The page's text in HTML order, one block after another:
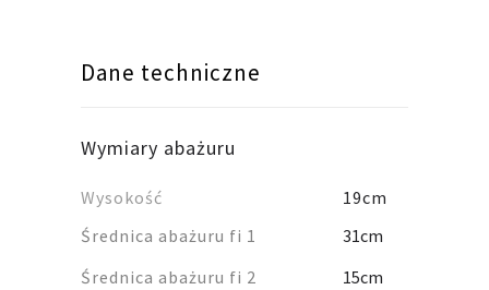
Dane techniczne
Wymiary abażuru
Wysokość
19cm
Średnica abażuru fi 1
31cm
Średnica abażuru fi 2
15cm